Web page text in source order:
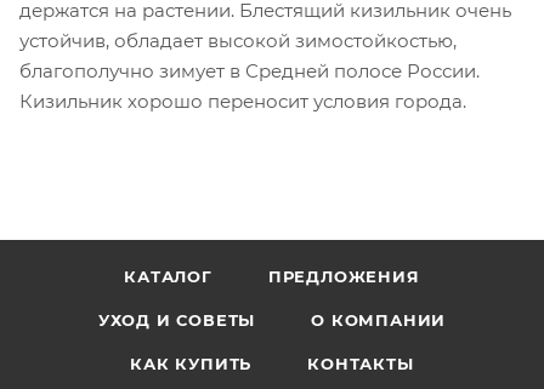
держатся на растении. Блестящий кизильник очень
устойчив, обладает высокой зимостойкостью,
благополучно зимует в Средней полосе России.
Кизильник хорошо переносит условия города.
КАТАЛОГ ПРЕДЛОЖЕНИЯ
УХОД И СОВЕТЫ О КОМПАНИИ
КАК КУПИТЬ КОНТАКТЫ